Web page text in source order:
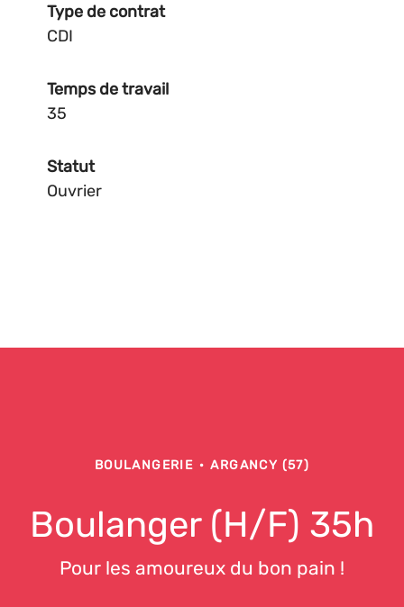
Type de contrat
CDI
Temps de travail
35
Statut
Ouvrier
BOULANGERIE · ARGANCY (57)
Boulanger (H/F) 35h
Pour les amoureux du bon pain !